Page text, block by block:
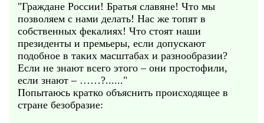
"Граждане России! Братья славяне! Что мы
позволяем с нами делать! Нас же топят в
собственных фекалиях! Что стоят наши
президенты и премьеры, если допускают
подобное в таких масштабах и разнообразии?
Если не знают всего этого – они простофили,
если знают – ……?......"
Попытаюсь кратко объяснить происходящее в
стране безобразие: